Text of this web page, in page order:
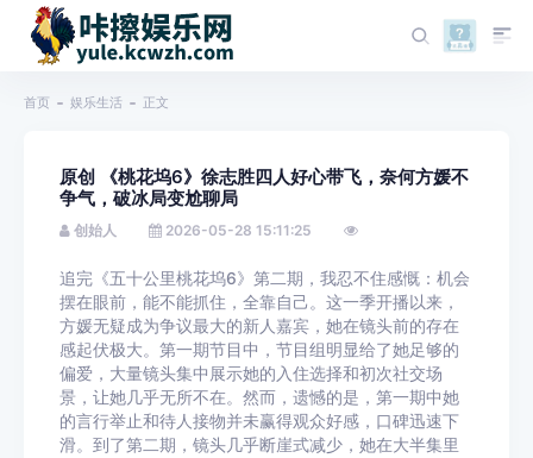
首页 娱乐生活 正文
原创 《桃花坞6》徐志胜四人好心带飞，奈何方媛不
争气，破冰局变尬聊局
创始人 2026-05-28 15:11:25
追完《五十公里桃花坞6》第二期，我忍不住感慨：机会
摆在眼前，能不能抓住，全靠自己。这一季开播以来，
方媛无疑成为争议最大的新人嘉宾，她在镜头前的存在
感起伏极大。第一期节目中，节目组明显给了她足够的
偏爱，大量镜头集中展示她的入住选择和初次社交场
景，让她几乎无所不在。然而，遗憾的是，第一期中她
的言行举止和待人接物并未赢得观众好感，口碑迅速下
滑。到了第二期，镜头几乎断崖式减少，她在大半集里